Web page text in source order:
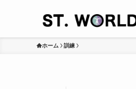
ホーム 訓練